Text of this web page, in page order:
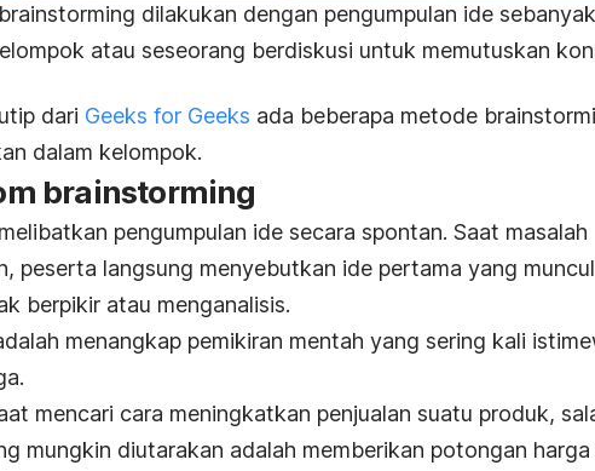
brainstorming dilakukan dengan pengumpulan ide
atau seseorang berdiskusi untuk memutuskan
dari Geeks for Geeks ada beberapa metode
dalam kelompok.
brainstorming
pengumpulan ide secara spontan. Saat masalah
peserta langsung menyebutkan ide pertama yang
berpikir atau menganalisis.
menangkap pemikiran mentah yang sering kali
mencari cara meningkatkan penjualan suatu produk,
mungkin diutarakan adalah memberikan potongan harga